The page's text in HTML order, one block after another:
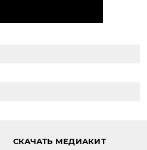
СКАЧАТЬ МЕДИАКИТ